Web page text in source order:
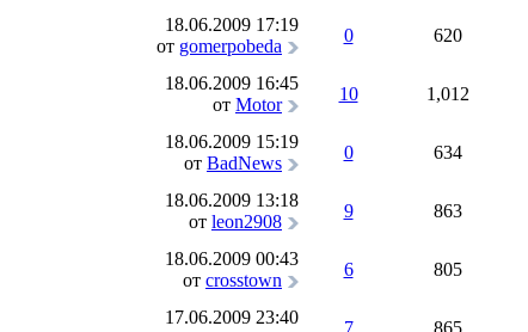
18.06.2009 17:19
от gomerpobeda
0 620
18.06.2009 16:45
от Motor
10 1,012
18.06.2009 15:19
от BadNews
0 634
18.06.2009 13:18
от leon2908
9 863
18.06.2009 00:43
от crosstown
6 805
17.06.2009 23:40
7 865